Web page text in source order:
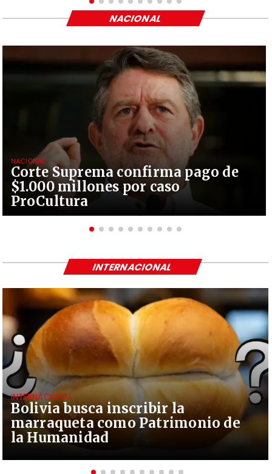
Corte Suprema confirma pago de
$1.000 millones por caso
ProCultura
NACIONAL
NACIONAL
Bolivia busca inscribir la
marraqueta como Patrimonio de
la Humanidad
INTERNACIONAL
INTERNACIONAL